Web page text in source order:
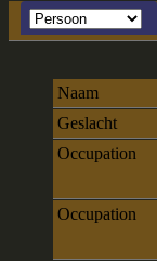
Naam
Geslacht
Occupation
Occupation